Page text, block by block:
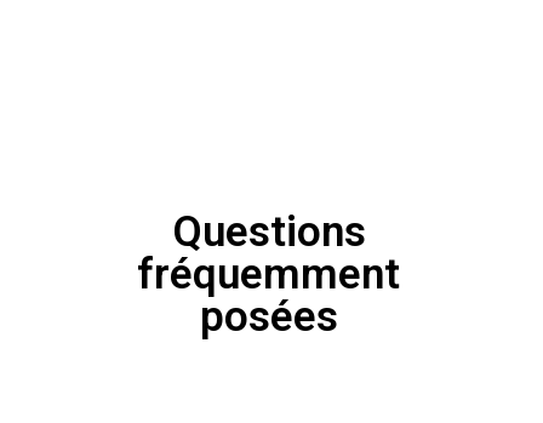
Questions
fréquemment
posées